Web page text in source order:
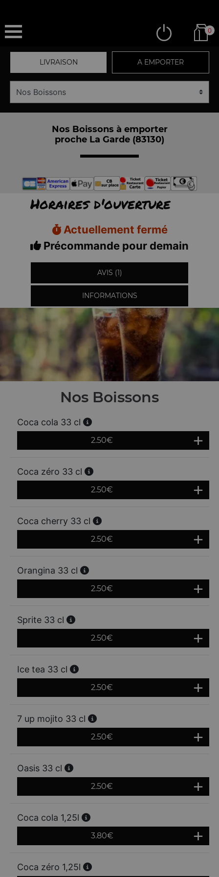
0
LIVRAISON A EMPORTER
Nos Boissons à emporter
proche La Garde (83130)
Horaires d'ouverture
Actuellement fermé
Précommande pour demain
AVIS (1)
INFORMATIONS
Nos Boissons
Coca cola 33 cl
2.50€
Coca zéro 33 cl
2.50€
Coca cherry 33 cl
2.50€
Orangina 33 cl
2.50€
Sprite 33 cl
2.50€
Ice tea 33 cl
2.50€
7 up mojito 33 cl
2.50€
Oasis 33 cl
2.50€
Coca cola 1,25l
3.80€
Coca zéro 1,25l